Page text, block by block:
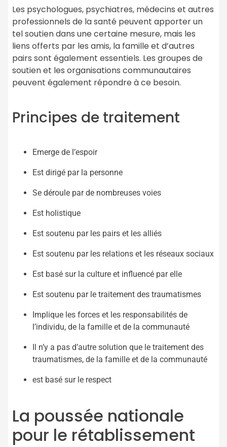
Les psychologues, psychiatres, médecins et autres
professionnels de la santé peuvent apporter un
tel soutien dans une certaine mesure, mais les
liens offerts par les amis, la famille et d’autres
pairs sont également essentiels. Les groupes de
soutien et les organisations communautaires
peuvent également répondre à ce besoin.
Principes de traitement
Emerge de l’espoir
Est dirigé par la personne
Se déroule par de nombreuses voies
Est holistique
Est soutenu par les pairs et les alliés
Est soutenu par les relations et les réseaux sociaux
Est basé sur la culture et influencé par elle
Est soutenu par le traitement des traumatismes
Implique les forces et les responsabilités de
l’individu, de la famille et de la communauté
Il n’y a pas d’autre solution que le traitement des
traumatismes, de la famille et de la communauté
est basé sur le respect
La poussée nationale
pour le rétablissement